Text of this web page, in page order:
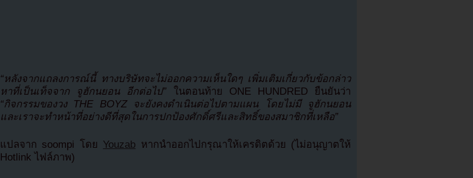
“หลังจากแถลงการณ์นี้ ทางบริษัทจะไม่ออกความเห็นใดๆ เพิ่มเติมเกี่ยวกับข้อกล่าว
หาที่เป็นเท็จจาก จูฮักนยอน อีกต่อไป” ในตอนท้าย ONE HUNDRED ยืนยันว่า
“กิจกรรมของวง THE BOYZ จะยังคงดำเนินต่อไปตามแผน โดยไม่มี จูฮักนยอน
และเราจะทำหน้าที่อย่างดีที่สุดในการปกป้องศักดิ์ศรีและสิทธิ์ของสมาชิกที่เหลือ”
แปลจาก soompi โดย Youzab หากนำออกไปกรุณาให้เครดิตด้วย (ไม่อนุญาตให้
Hotlink ไฟล์ภาพ)